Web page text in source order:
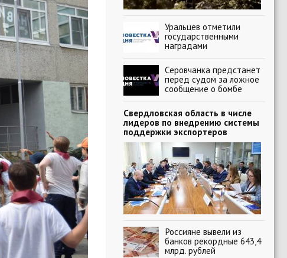
Уральцев отметили
государственными
наградами
Серовчанка предстанет
перед судом за ложное
сообщение о бомбе
Свердловская область в числе
лидеров по внедрению системы
поддержки экспортеров
Россияне вывели из
банков рекордные 643,4
млрд. рублей